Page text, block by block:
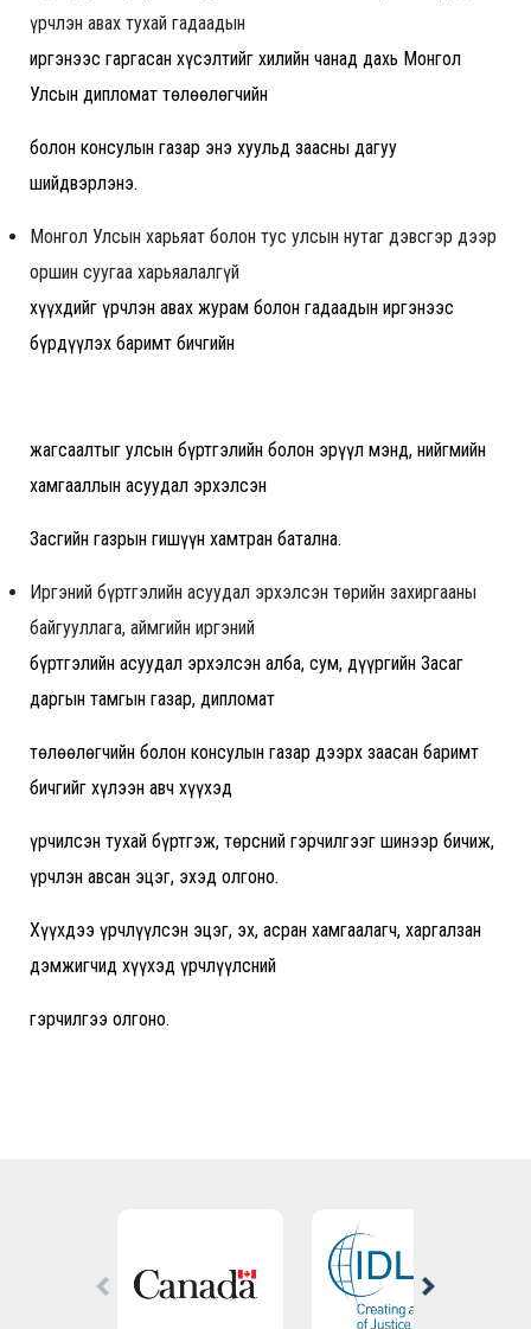
үрчлэн авах тухай гадаадын
иргэнээс гаргасан хүсэлтийг хилийн чанад дахь Монгол
Улсын дипломат төлөөлөгчийн
болон консулын газар энэ хуульд заасны дагуу
шийдвэрлэнэ.
Монгол Улсын харьяат болон тус улсын нутаг дэвсгэр дээр
оршин суугаа харьяалалгүй
хүүхдийг үрчлэн авах журам болон гадаадын иргэнээс
бүрдүүлэх баримт бичгийн
жагсаалтыг улсын бүртгэлийн болон эрүүл мэнд, нийгмийн
хамгааллын асуудал эрхэлсэн
Засгийн газрын гишүүн хамтран батална.
Иргэний бүртгэлийн асуудал эрхэлсэн төрийн захиргааны
байгууллага, аймгийн иргэний
бүртгэлийн асуудал эрхэлсэн алба, сум, дүүргийн Засаг
даргын тамгын газар, дипломат
төлөөлөгчийн болон консулын газар дээрх заасан баримт
бичгийг хүлээн авч хүүхэд
үрчилсэн тухай бүртгэж, төрсний гэрчилгээг шинээр бичиж,
үрчлэн авсан эцэг, эхэд олгоно.
Хүүхдээ үрчлүүлсэн эцэг, эх, асран хамгаалагч, харгалзан
дэмжигчид хүүхэд үрчлүүлсний
гэрчилгээ олгоно.